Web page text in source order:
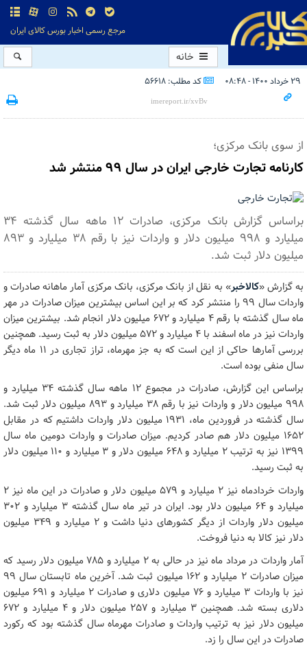
مرجع رسمی اخبار بورس کالای ایران
خانه
۲۹ خرداد ۱۴۰۰ - ۰۸:۴۸ کد مطلب: 56618
از سوی بانک مرکزی؛
کارنامه تجارت خارجی ایران در سال ۹۹ منتشر شد
براساس گزارش بانک مرکزی، صادرات ۱۲ ماهه سال گذشته ۳۴
میلیارد و ۹۹۸ میلیون دلار و واردات نیز با رقم ۳۸ میلیارد و ۸۹۳
میلیون دلار ثبت شد.
به گزارش «کالاخبر» به نقل از بانک مرکزی، بانک مرکزی آمار ماهانه صادرات و
واردات سال ۹۹ را منتشر کرد که بر این اساس بیشترین میزان صادرات در مهر
ماه سال گذشته با رقم ۴ میلیارد و ۶۷۲ میلیون دلار انجام شد. بیشترین میزان
واردات نیز در ماه اسفند با ۴ میلیارد و ۵۷۲ میلیون دلار به ثبت رسید. همچنین
بررسی آمارها حاکی از این است که به جز مهرماه، تراز تجاری در ۱۱ ماه دیگر
سال منفی بوده است.
براساس این گزارش، صادرات در مجموع ۱۲ ماهه سال گذشته ۳۴ میلیارد و
۹۹۸ میلیون دلار و واردات نیز با رقم ۳۸ میلیارد و ۸۹۳ میلیون دلار ثبت شد.
سال گذشته در فروردین ماه، ۱۹۳۱ میلیون دلار واردات داشتیم که در مقابل
۱۶۵۲ میلیون دلار هم صادر کردیم. میزان صادرات و واردات دومین ماه سال
۱۳۹۹ نیز به ترتیب ۲ میلیارد و ۶۴۸ میلیون دلار و ۳ میلیارد و ۱۱۰ میلیون دلار
به ثبت رسید.
واردات خردادماه نیز ۲ میلیارد و ۵۷۹ میلیون دلار و صادرات در این ماه نیز ۲
میلیارد و ۶۴ میلیون دلار بود. ایران در تیر ماه سال گذشته ۳ میلیارد و ۳۰۲
میلیون دلار واردات از دیگر کشورهای دنیا داشت و ۲ میلیارد و ۳۴۹ میلیون
دلار نیز کالا به دنیا فروخت.
آمار واردات در مرداد ماه نیز در حالی به ۲ میلیارد و ۷۸۵ میلیون دلار رسید که
میزان صادرات ۲ میلیارد و ۱۶۲ میلیون ثبت شد. آخرین ماه تابستان سال ۹۹
نیز با واردات ۳ میلیارد و ۷۶ میلیون دلاری و صادرات ۲ میلیارد و ۶۹۱ میلیون
دلاری بسته شد. همچنین ۳ میلیارد و ۲۵۷ میلیون دلار و ۴ میلیارد و ۶۷۲
میلیون دلار نیز به ترتیب واردات و صادرات مهرماه سال گذشته بود که رکورد
صادرات در این سال را زد.